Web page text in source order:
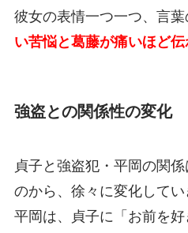
彼女の表情一つ一つ、言葉
い苦悩と葛藤が痛いほど
強盗との関係性の変化
貞子と強盗犯・平岡の関
のから、徐々に変化してい
平岡は、貞子に「お前を